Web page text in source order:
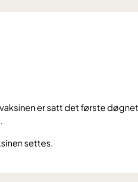
er satt det første døgnet
settes.